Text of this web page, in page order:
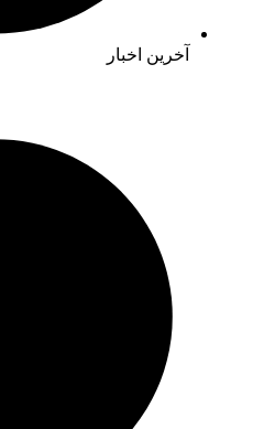
آخرین اخبار